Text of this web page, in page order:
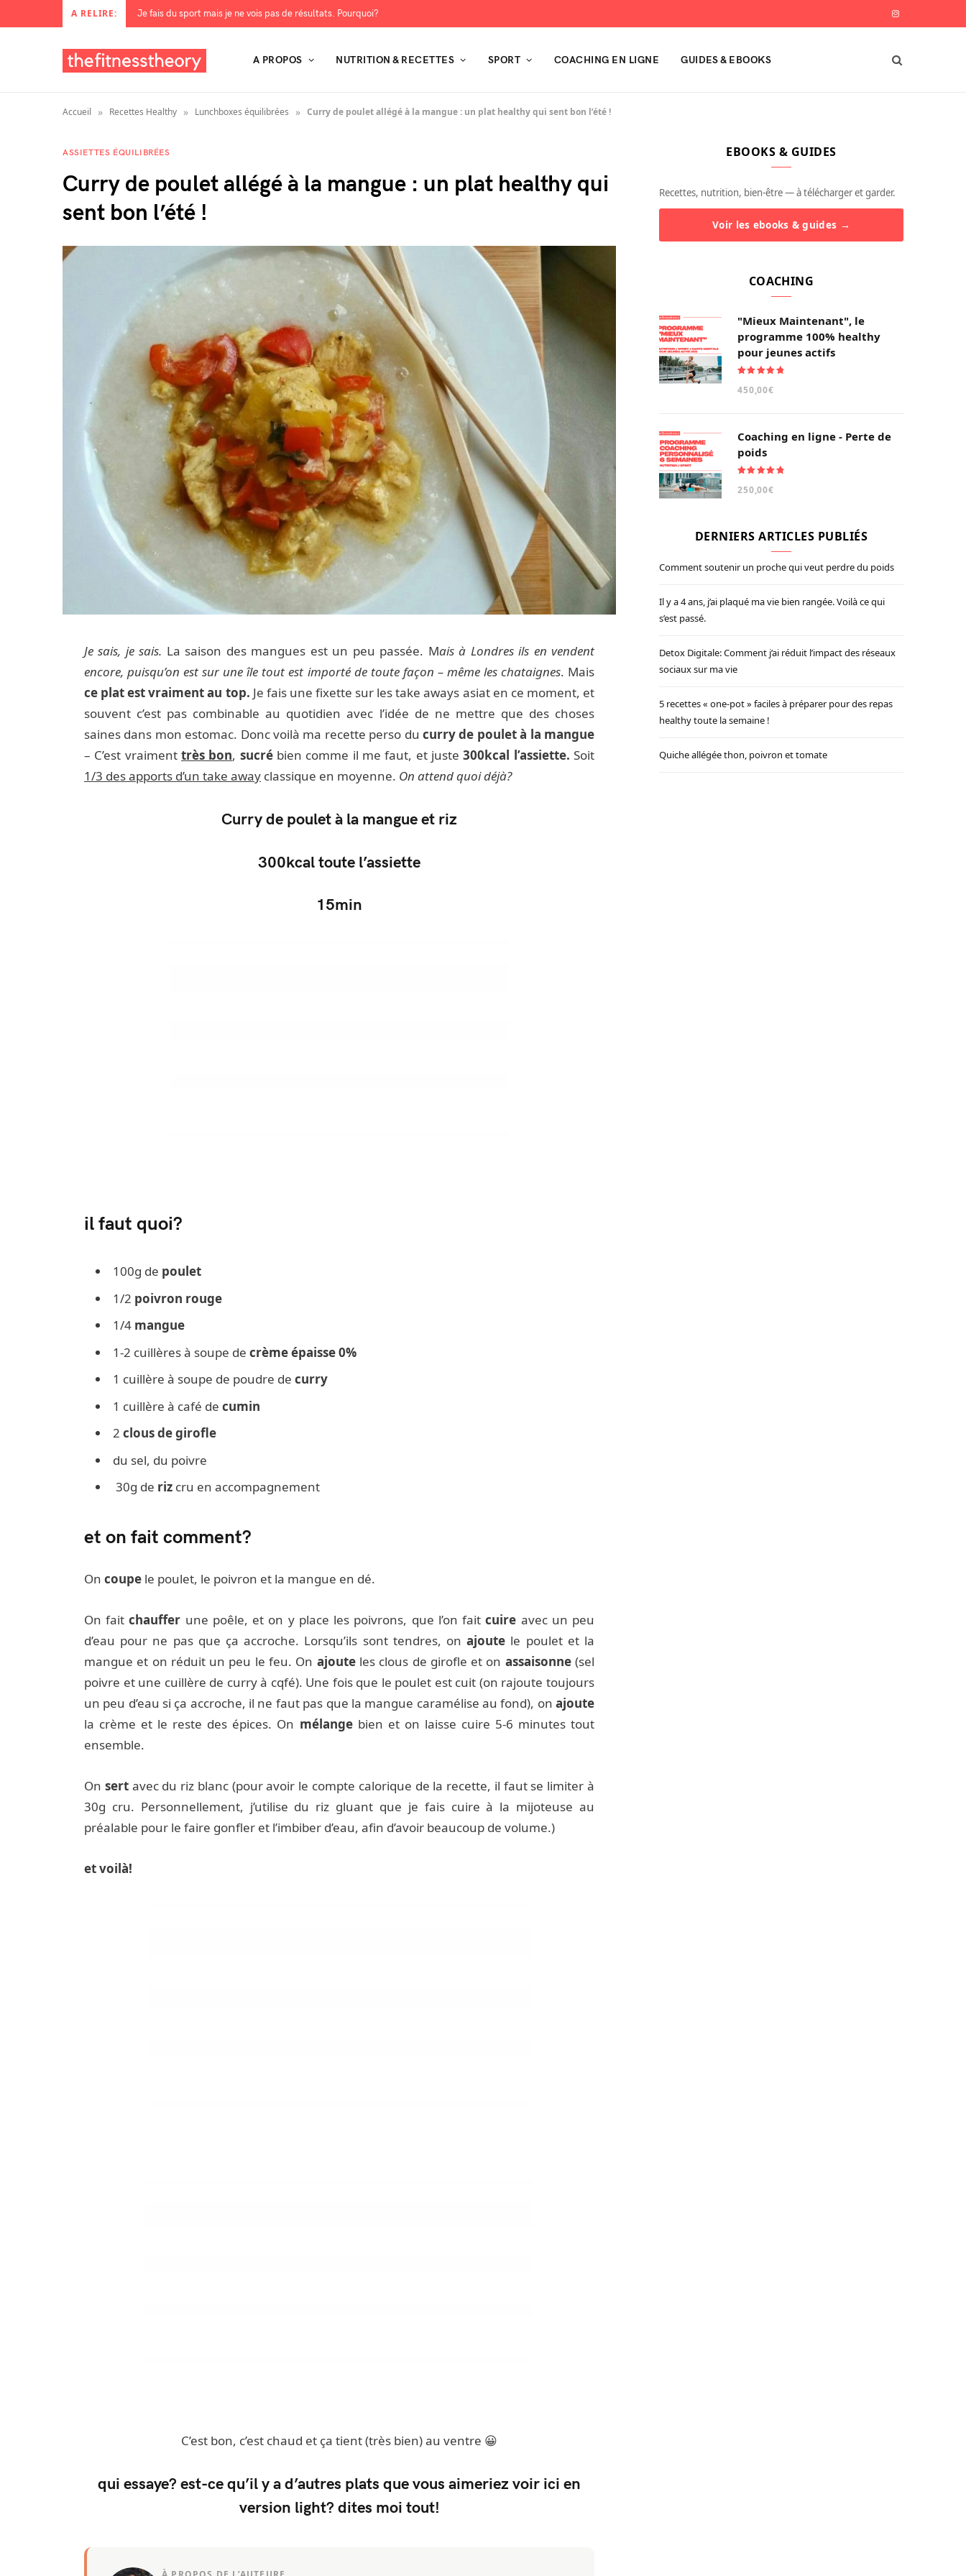
A RELIRE: Je fais du sport mais je ne vois pas de résultats. Pourquoi? I
s
A PROPOS NUTRITION & RECETTES SPORT COACHING EN LIGNE GUIDES & EBOOKS
Accueil » Recettes Healthy » Lunchboxes équilibrées » Curry de poulet allégé à la mangue : un plat healthy qui sent bon l’été !
ASSIETTES ÉQUILIBRÉES
Curry de poulet allégé à la mangue : un plat healthy qui
sent bon l’été !
Je sais, je sais. La saison des mangues est un peu passée. Mais à Londres ils en vendent
encore, puisqu’on est sur une île tout est importé de toute façon – même les chataignes. Mais
ce plat est vraiment au top. Je fais une fixette sur les take aways asiat en ce moment, et
souvent c’est pas combinable au quotidien avec l’idée de ne mettre que des choses
saines dans mon estomac. Donc voilà ma recette perso ducurry de poulet à la mangue
– C’est vraiment très bon, sucrébien comme il me faut, et juste 300kcal l’assiette. Soit
1/3 des apports d’un take awayclassique en moyenne. On attend quoi déjà?
Curry de poulet à la mangue et riz
300kcal toute l’assiette
15min
il faut quoi?
100g de poulet
1/2 poivron rouge
1/4 mangue
1-2 cuillères à soupe de crème épaisse 0%
1 cuillère à soupe de poudre de curry
1 cuillère à café de cumin
2 clous de girofle
du sel, du poivre
30g de rizcru en accompagnement
et on fait comment?
On coupele poulet, le poivron et la mangue en dé.
On faitchauffer une poêle, et on y place les poivrons, que l’on faitcuire avec un peu
d’eau pour ne pas que ça accroche. Lorsqu’ils sont tendres, onajoute le poulet et la
mangue et on réduit un peu le feu. On ajouteles clous de girofle et on assaisonne(sel
poivre et une cuillère de curry à cqfé). Une fois que le poulet est cuit (on rajoute toujours
un peu d’eau si ça accroche, il ne faut pas que la mangue caramélise au fond), onajoute
la crème et le reste des épices. On mélangebien et on laisse cuire 5-6 minutes tout
ensemble.
On sertavec du riz blanc (pour avoir le compte calorique de la recette, il faut se limiter à
30g cru. Personnellement, j’utilise du riz gluant que je fais cuire à la mijoteuse au
préalable pour le faire gonfler et l’imbiber d’eau, afin d’avoir beaucoup de volume.)
et voilà!
C’est bon, c’est chaud et ça tient (très bien) au ventre 😀
qui essaye? est-ce qu’il y a d’autres plats que vous aimeriez voir ici en
version light? dites moi tout!
EBOOKS & GUIDES
Recettes, nutrition, bien-être — à télécharger et garder.
Voir les ebooks & guides →
COACHING
"Mieux Maintenant", le
programme 100% healthy
pour jeunes actifs
sur 5
450,00€
Coaching en ligne - Perte de
poids
sur 5
250,00€
DERNIERS ARTICLES PUBLIÉS
Comment soutenir un proche qui veut perdre du poids
Il y a 4 ans, j’ai plaqué ma vie bien rangée. Voilà ce qui
s’est passé.
Detox Digitale: Comment j’ai réduit l’impact des réseaux
sociaux sur ma vie
5 recettes « one-pot » faciles à préparer pour des repas
healthy toute la semaine !
Quiche allégée thon, poivron et tomate